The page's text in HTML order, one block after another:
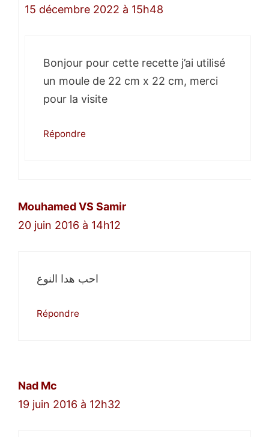
15 décembre 2022 à 15h48
Bonjour pour cette recette j’ai utilisé
un moule de 22 cm x 22 cm, merci
pour la visite
Répondre
Mouhamed VS Samir
20 juin 2016 à 14h12
احب هدا النوع
Répondre
Nad Mc
19 juin 2016 à 12h32